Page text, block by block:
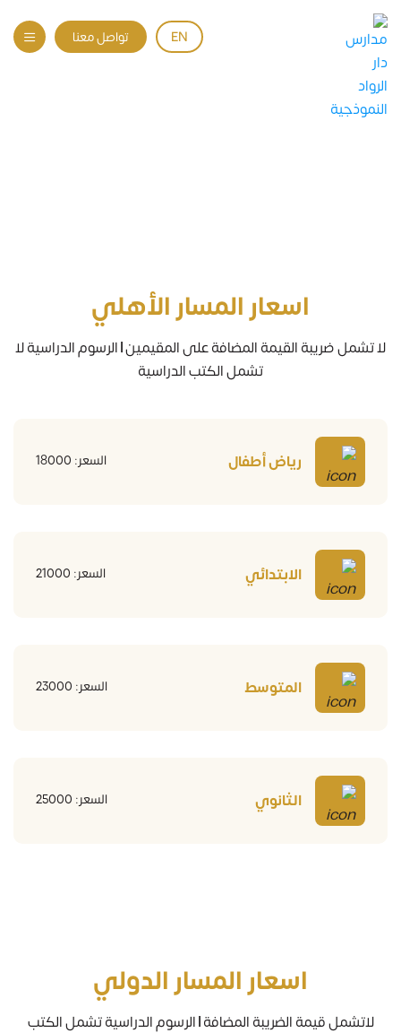
EN تواصل معنا
اسعار المسار الأهلي
لا تشمل ضريبة القيمة المضافة على المقيمين | الرسوم الدراسية لا
تشمل الكتب الدراسية
رياض أطفال السعر: 18000
الابتدائي السعر: 21000
المتوسط السعر: 23000
الثانوي السعر: 25000
اسعار المسار الدولي
لاتشمل قيمة الضريبة المضافة | الرسوم الدراسية تشمل الكتب